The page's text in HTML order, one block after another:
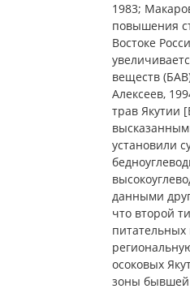
1983;
повышения
Востоке
веществ
Алексеев,
трав Якутии
установили
данными
что второй
питательных
осоковых
зоны бывшей